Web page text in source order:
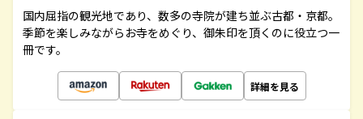
国内屈指の観光地であり、数多の寺院が建ち並ぶ古都・京都。
季節を楽しみながらお寺をめぐり、御朱印を頂くのに役立つ一
冊です。
詳細を見る